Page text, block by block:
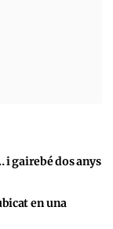
i gairebé dos anys
en una